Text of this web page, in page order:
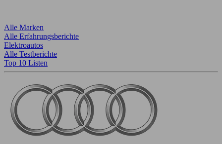
Alle Marken
Alle Erfahrungsberichte
Elektroautos
Alle Testberichte
Top 10 Listen